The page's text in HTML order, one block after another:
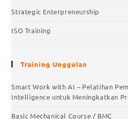
Strategic Enterpreneurship
ISO Training
Training Unggulan
Smart Work with AI – Pelatihan
Intelligence untuk Meningkatkan
Basic Mechanical Course / BMC